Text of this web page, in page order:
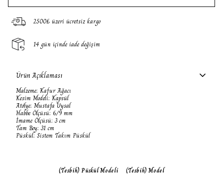
2500₺ üzeri ücretsiz kargo
14 gün içinde iade değişim
Ürün Açıklaması
Malzeme: Kafur Ağacı
Kesim Modeli: Kapsül
Atölye: Mustafa Uysal
Habbe Ölçüsü: 6/9 mm
İmame Ölçüsü: 3 cm
Tam Boy: 31 cm
Püskül: Sistem Takım Püskül
(Tesbih) Püskül Modeli (Tesbih) Model